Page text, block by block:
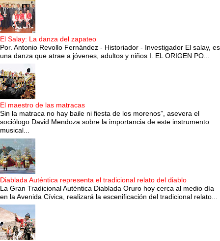
El Salay: La danza del zapateo
Por. Antonio Revollo Fernández - Historiador - Investigador El salay, es
una danza que atrae a jóvenes, adultos y niños I. EL ORIGEN PO...
El maestro de las matracas
Sin la matraca no hay baile ni fiesta de los morenos”, asevera el
sociólogo David Mendoza sobre la importancia de este instrumento
musical...
Diablada Auténtica representa el tradicional relato del diablo
La Gran Tradicional Auténtica Diablada Oruro hoy cerca al medio día
en la Avenida Cívica, realizará la escenificación del tradicional relato...